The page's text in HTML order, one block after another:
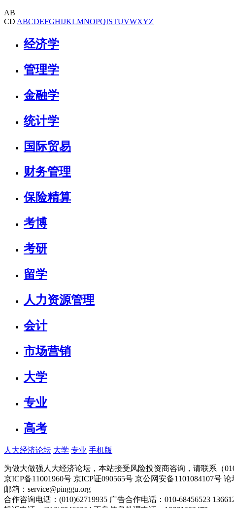
AB
CD ABCDEFGHIJKLMNOPQISTUVWXYZ
经济学
管理学
金融学
统计学
国际贸易
财务管理
保险精算
考博
考研
留学
人力资源管理
会计
市场营销
大学
专业
高考
人大经济论坛 大学 专业 手机版
为做大做强人大经济论坛，本站接受风险投资商咨询，请联系（
京ICP备11001960号 京ICP证090565号 京公网安备1101084107号
邮箱：service@pinggu.org
合作咨询电话：(010)62719935 广告合作电话：010-68456523